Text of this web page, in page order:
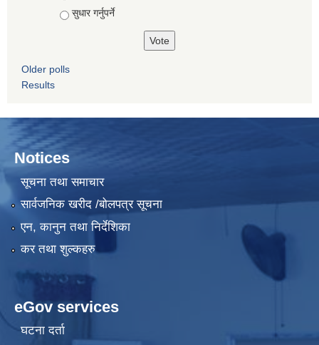
सुधार गर्नुपर्ने
Older polls
Results
Notices
सूचना तथा समाचार
सार्वजनिक खरीद /बोलपत्र सूचना
एन, कानुन तथा निर्देशिका
कर तथा शुल्कहरु
eGov services
घटना दर्ता